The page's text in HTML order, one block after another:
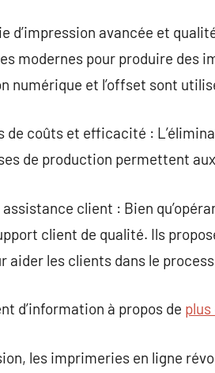
d’impression avancée et
modernes pour produire des
numérique et l’offset sont
de coûts et efficacité :
de production permettent
client : Bien
client de qualité. Ils
aider les clients dans le
d’information à propos de plus
les imprimeries en ligne